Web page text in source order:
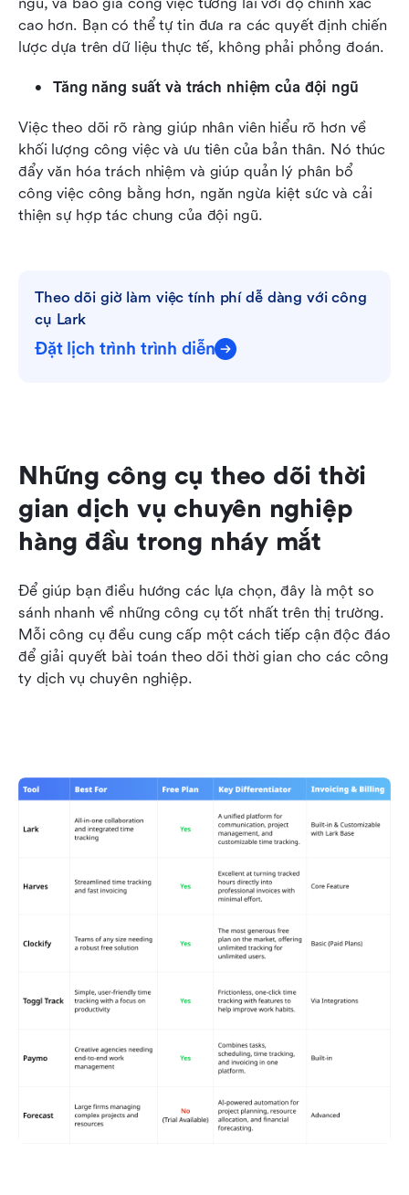
cao hơn. Bạn có thể tự tin đưa ra các quyết định chiến
lược dựa trên dữ liệu thực tế, không phải phỏng đoán.
Tăng năng suất và trách nhiệm của đội ngũ
Việc theo dõi rõ ràng giúp nhân viên hiểu rõ hơn về
khối lượng công việc và ưu tiên của bản thân. Nó thúc
đẩy văn hóa trách nhiệm và giúp quản lý phân bổ
công việc công bằng hơn, ngăn ngừa kiệt sức và cải
thiện sự hợp tác chung của đội ngũ.
Theo dõi giờ làm việc tính phí dễ dàng với công
cụ Lark
Đặt lịch trình trình diễn
Những công cụ theo dõi thời
gian dịch vụ chuyên nghiệp
hàng đầu trong nháy mắt
Để giúp bạn điều hướng các lựa chọn, đây là một so
sánh nhanh về những công cụ tốt nhất trên thị trường.
Mỗi công cụ đều cung cấp một cách tiếp cận độc đáo
để giải quyết bài toán theo dõi thời gian cho các công
ty dịch vụ chuyên nghiệp.